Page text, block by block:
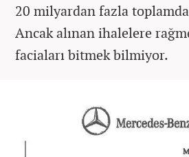
20 milyardan fazla
Ancak alınan ihalelere
faciaları bitmek bilmiyor.